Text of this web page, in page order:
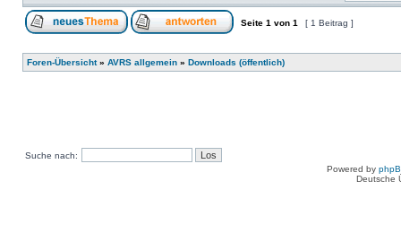
Seite 1 von 1 [ 1 Beitrag ]
Foren-Übersicht» AVRS allgemein » Downloads (öffentlich)
Suche nach:
Powered by
Deutsche